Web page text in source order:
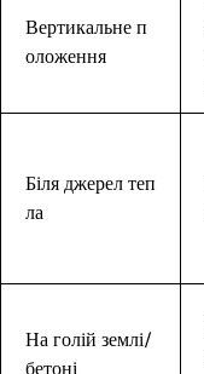
Вертикальне п
оложення
Біля джерел теп
ла
На голій землі/
бетоні